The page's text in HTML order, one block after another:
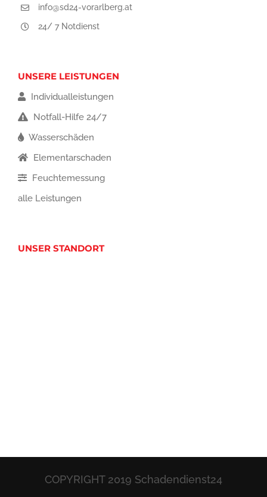
info@sd24-vorarlberg.at
24/ 7 Notdienst
UNSERE LEISTUNGEN
Individualleistungen
Notfall-Hilfe 24/7
Wasserschäden
Elementarschaden
Feuchtemessung
alle Leistungen
UNSER STANDORT
COPYRIGHT 2019 Schadendienst24